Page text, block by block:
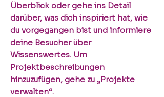
Überblick oder gehe ins Detail
darüber, was dich inspiriert hat, wie
du vorgegangen bist und informiere
deine Besucher über
Wissenswertes. Um
Projektbeschreibungen
hinzuzufügen, gehe zu „Projekte
verwalten“.